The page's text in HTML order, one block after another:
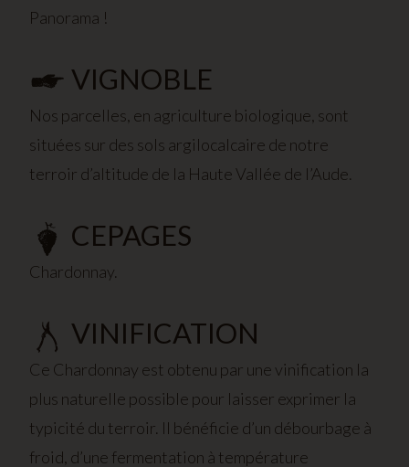
Panorama !
VIGNOBLE
Nos parcelles, en agriculture biologique, sont
situées sur des sols argilocalcaire de notre
terroir d’altitude de la Haute Vallée de l’Aude.
CEPAGES
Chardonnay.
VINIFICATION
Ce Chardonnay est obtenu par une vinification la
plus naturelle possible pour laisser exprimer la
typicité du terroir. Il bénéficie d’un débourbage à
froid, d’une fermentation à température